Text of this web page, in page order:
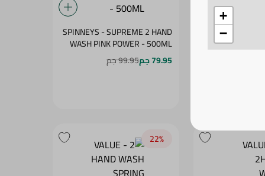
SPINNEYS
SHOWER GEL
SPINNEYS - SUPREME 2 HAND
WASH PINK POWER - 500ML
79.95 جم
99.95 جم
22‎%‎
+
−